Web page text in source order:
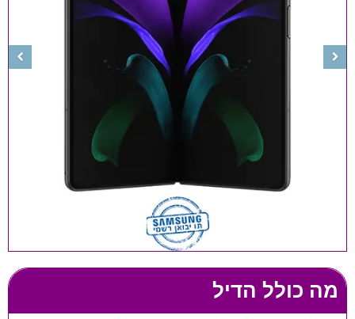
מה כולל הדיל